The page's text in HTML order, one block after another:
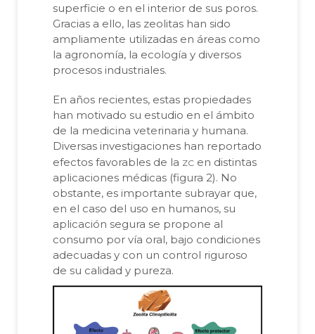
superficie o en el interior de sus poros.
Gracias a ello, las zeolitas han sido
ampliamente utilizadas en áreas como
la agronomía, la ecología y diversos
procesos industriales.
En años recientes, estas propiedades
han motivado su estudio en el ámbito
de la medicina veterinaria y humana.
Diversas investigaciones han reportado
efectos favorables de la zc en distintas
aplicaciones médicas (figura 2). No
obstante, es importante subrayar que,
en el caso del uso en humanos, su
aplicación segura se propone al
consumo por vía oral, bajo condiciones
adecuadas y con un control riguroso
de su calidad y pureza.